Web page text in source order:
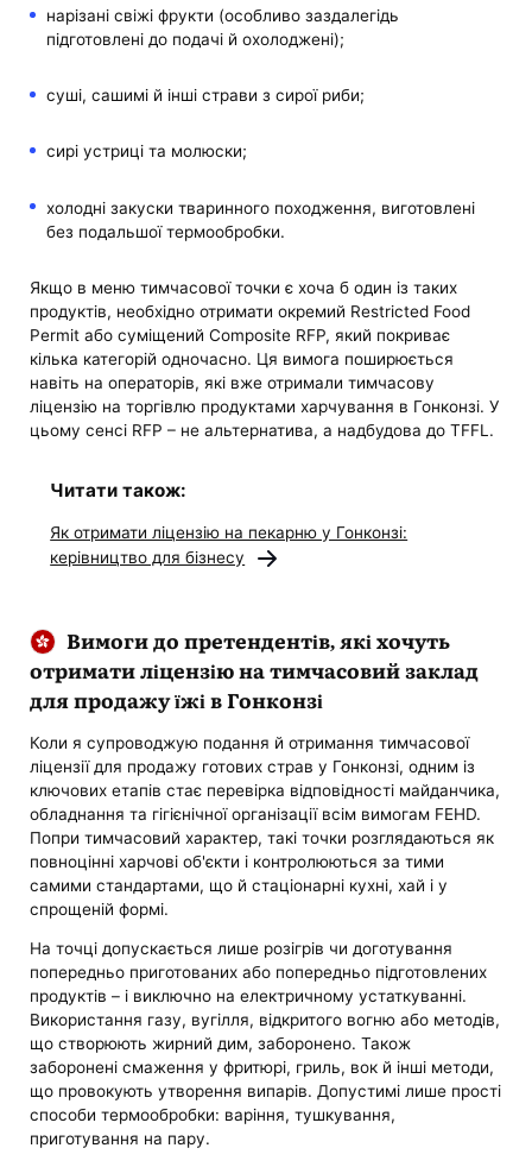
нарізані свіжі фрукти (особливо заздалегідь
підготовлені до подачі й охолоджені);
суші, сашимі й інші страви з сирої риби;
сирі устриці та молюски;
холодні закуски тваринного походження, виготовлені
без подальшої термообробки.
Якщо в меню тимчасової точки є хоча б один із таких
продуктів, необхідно отримати окремий Restricted Food
Permit або суміщений Composite RFP, який покриває
кілька категорій одночасно. Ця вимога поширюється
навіть на операторів, які вже отримали тимчасову
ліцензію на торгівлю продуктами харчування в Гонконзі. У
цьому сенсі RFP – не альтернатива, а надбудова до TFFL.
Читати також:
Як отримати ліцензію на пекарню у Гонконзі:
керівництво для бізнесу
Вимоги до претендентів, які хочуть
отримати ліцензію на тимчасовий заклад
для продажу їжі в Гонконзі
Коли я супроводжую подання й отримання тимчасової
ліцензії для продажу готових страв у Гонконзі, одним із
ключових етапів стає перевірка відповідності майданчика,
обладнання та гігієнічної організації всім вимогам FEHD.
Попри тимчасовий характер, такі точки розглядаються як
повноцінні харчові об'єкти і контролюються за тими
самими стандартами, що й стаціонарні кухні, хай і у
спрощеній формі.
На точці допускається лише розігрів чи доготування
попередньо приготованих або попередньо підготовлених
продуктів – і виключно на електричному устаткуванні.
Використання газу, вугілля, відкритого вогню або методів,
що створюють жирний дим, заборонено. Також
заборонені смаження у фритюрі, гриль, вок й інші методи,
що провокують утворення випарів. Допустимі лише прості
способи термообробки: варіння, тушкування,
приготування на пару.